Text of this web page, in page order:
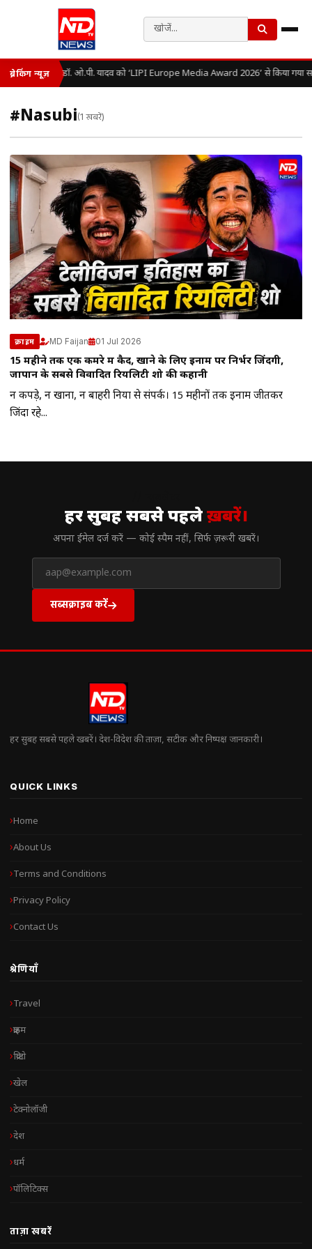
ब्रेकिंग न्यूज़ डॉ. ओ.पी. यादव को ‘LIPI Europe Media Award 2026’ से किया गया
#Nasubi(1 खबरें)
क्राइम MD Faijan 01 Jul 2026
15 महीने तक एक कमरे में कैद, खाने के लिए इनाम पर निर्भर जिंदगी,
जापान के सबसे विवादित रियलिटी शो की कहानी
न कपड़े, न खाना, न बाहरी दुनिया से संपर्क। 15 महीनों तक इनाम जीतकर
जिंदा रहे...
हर सुबह सबसे पहलेख़बरें।
अपना ईमेल दर्ज करें — कोई स्पैम नहीं, सिर्फ ज़रूरी खबरें।
सब्सक्राइब करें
हर सुबह सबसे पहले खबरें। देश-विदेश की ताज़ा, सटीक और निष्पक्ष जानकारी।
QUICK LINKS
Home
About Us
Terms and Conditions
Privacy Policy
Contact Us
श्रेणियाँ
Travel
क्राइम
क्रिप्टो
खेल
टेक्नोलॉजी
देश
धर्म
पॉलिटिक्स
ताज़ा खबरें